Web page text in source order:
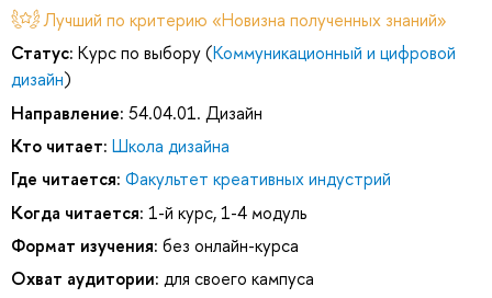
Лучший по критерию «Новизна полученных знаний»
Статус: Курс по выбору (Коммуникационный и цифровой
дизайн)
Направление: 54.04.01. Дизайн
Кто читает: Школа дизайна
Где читается: Факультет креативных индустрий
Когда читается: 1-й курс, 1-4 модуль
Формат изучения: без онлайн-курса
Охват аудитории: для своего кампуса